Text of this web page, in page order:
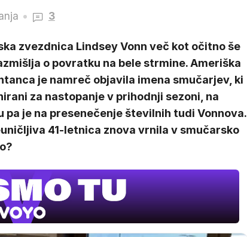
3
zvezdnica Lindsey Vonn več kot očitno še
o povratku na bele strmine. Ameriška
je namreč objavila imena smučarjev, ki
za nastopanje v prihodnji sezoni, na
pa je na presenečenje številnih tudi Vonnova.
41-letnica znova vrnila v smučarsko